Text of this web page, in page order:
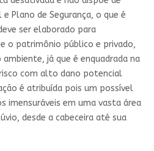
Plano de Segurança, o que é
ser elaborado para
o patrimônio público e privado,
já que é enquadrada na
com alto dano potencial
é atribuída pois um possível
imensuráveis em uma vasta área
desde a cabeceira até sua